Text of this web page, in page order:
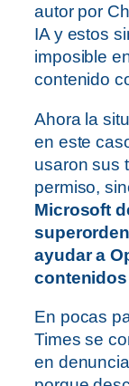
autor por
IA y estos
imposible
contenido
Ahora la
en este
usaron sus
permiso,
Microsoft
ayudar a
En pocas
Times se
en